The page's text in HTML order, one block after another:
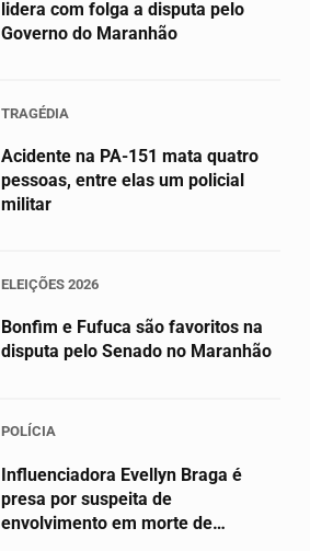
lidera com folga a disputa pelo
Governo do Maranhão
TRAGÉDIA
Acidente na PA-151 mata quatro
pessoas, entre elas um policial
militar
ELEIÇÕES 2026
Bonfim e Fufuca são favoritos na
disputa pelo Senado no Maranhão
POLÍCIA
Influenciadora Evellyn Braga é
presa por suspeita de
envolvimento em morte de